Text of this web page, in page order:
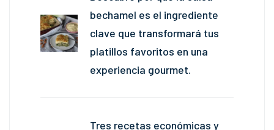
bechamel es el ingrediente
clave que transformará tus
platillos favoritos en una
experiencia gourmet.
Tres recetas económicas y